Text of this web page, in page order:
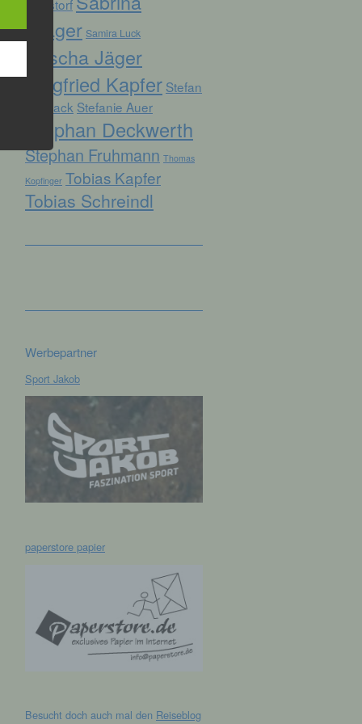
Ruhstorf
Prager Samira Luck
Sascha Jäger
Siegfried Kapfer Stefan
Biersack Stefanie Auer
Stephan Deckwerth
Stephan Fruhmann Thomas
Kopfinger Tobias Kapfer
Tobias Schreindl
Werbepartner
Sport Jakob
paperstore papier
Besucht doch auch mal den Reiseblog